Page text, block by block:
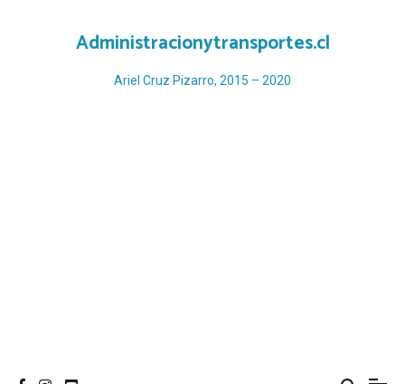
Administracionytransportes.cl
Ariel Cruz Pizarro, 2015 – 2020